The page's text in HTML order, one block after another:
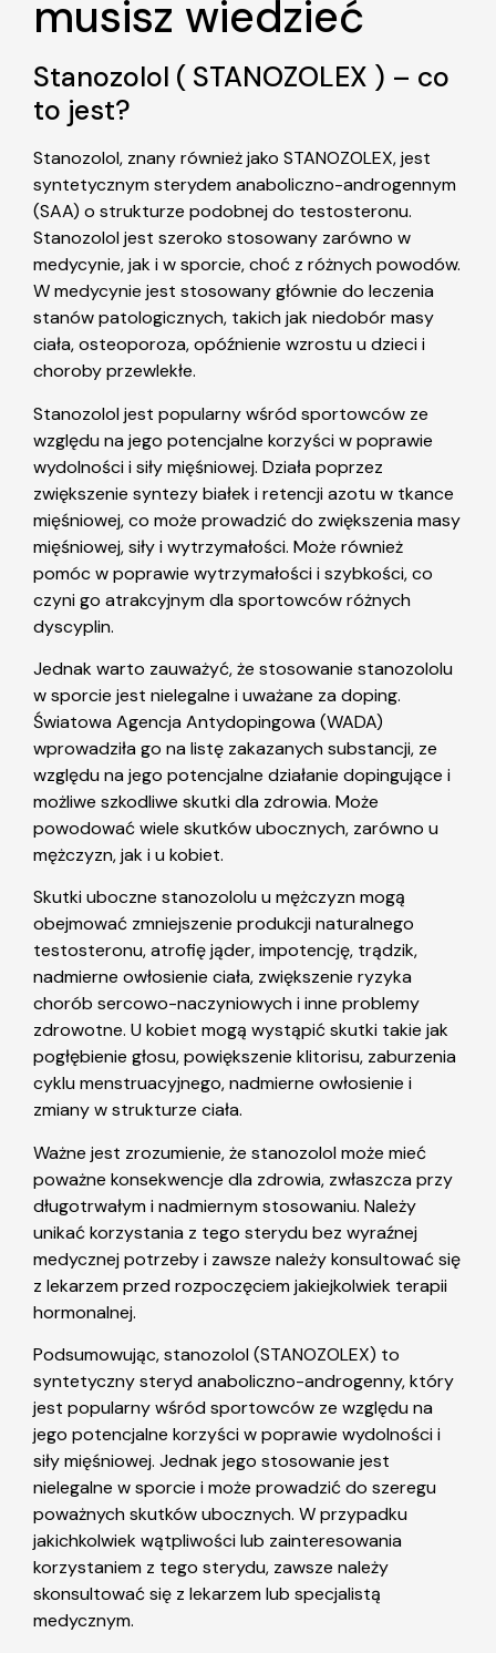
musisz wiedzieć
Stanozolol ( STANOZOLEX ) – co
to jest?
Stanozolol, znany również jako STANOZOLEX, jest
syntetycznym sterydem anaboliczno-androgennym
(SAA) o strukturze podobnej do testosteronu.
Stanozolol jest szeroko stosowany zarówno w
medycynie, jak i w sporcie, choć z różnych powodów.
W medycynie jest stosowany głównie do leczenia
stanów patologicznych, takich jak niedobór masy
ciała, osteoporoza, opóźnienie wzrostu u dzieci i
choroby przewlekłe.
Stanozolol jest popularny wśród sportowców ze
względu na jego potencjalne korzyści w poprawie
wydolności i siły mięśniowej. Działa poprzez
zwiększenie syntezy białek i retencji azotu w tkance
mięśniowej, co może prowadzić do zwiększenia masy
mięśniowej, siły i wytrzymałości. Może również
pomóc w poprawie wytrzymałości i szybkości, co
czyni go atrakcyjnym dla sportowców różnych
dyscyplin.
Jednak warto zauważyć, że stosowanie stanozololu
w sporcie jest nielegalne i uważane za doping.
Światowa Agencja Antydopingowa (WADA)
wprowadziła go na listę zakazanych substancji, ze
względu na jego potencjalne działanie dopingujące i
możliwe szkodliwe skutki dla zdrowia. Może
powodować wiele skutków ubocznych, zarówno u
mężczyzn, jak i u kobiet.
Skutki uboczne stanozololu u mężczyzn mogą
obejmować zmniejszenie produkcji naturalnego
testosteronu, atrofię jąder, impotencję, trądzik,
nadmierne owłosienie ciała, zwiększenie ryzyka
chorób sercowo-naczyniowych i inne problemy
zdrowotne. U kobiet mogą wystąpić skutki takie jak
pogłębienie głosu, powiększenie klitorisu, zaburzenia
cyklu menstruacyjnego, nadmierne owłosienie i
zmiany w strukturze ciała.
Ważne jest zrozumienie, że stanozolol może mieć
poważne konsekwencje dla zdrowia, zwłaszcza przy
długotrwałym i nadmiernym stosowaniu. Należy
unikać korzystania z tego sterydu bez wyraźnej
medycznej potrzeby i zawsze należy konsultować się
z lekarzem przed rozpoczęciem jakiejkolwiek terapii
hormonalnej.
Podsumowując, stanozolol (STANOZOLEX) to
syntetyczny steryd anaboliczno-androgenny, który
jest popularny wśród sportowców ze względu na
jego potencjalne korzyści w poprawie wydolności i
siły mięśniowej. Jednak jego stosowanie jest
nielegalne w sporcie i może prowadzić do szeregu
poważnych skutków ubocznych. W przypadku
jakichkolwiek wątpliwości lub zainteresowania
korzystaniem z tego sterydu, zawsze należy
skonsultować się z lekarzem lub specjalistą
medycznym.